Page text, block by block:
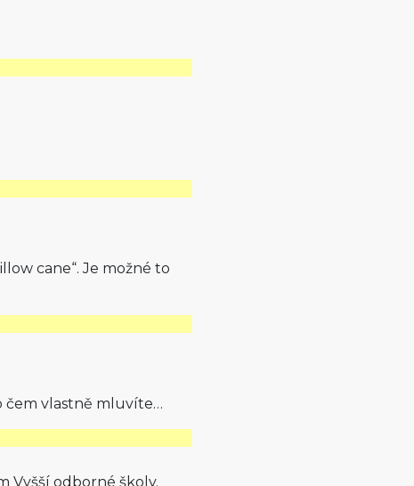
cane“. Je možné to
čem vlastně mluvíte…
Vyšší odborné školy.